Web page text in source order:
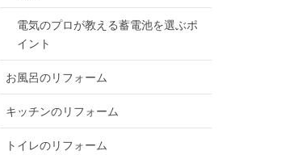
電気のプロが教える蓄電池を選ぶポ
イント
お風呂のリフォーム
キッチンのリフォーム
トイレのリフォーム